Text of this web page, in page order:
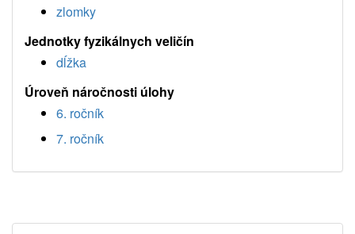
zlomky
Jednotky fyzikálnych veličín
dĺžka
Úroveň náročnosti úlohy
6. ročník
7. ročník